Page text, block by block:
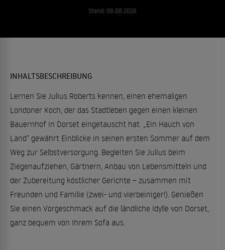
Stand: 06.08.2026
INHALTSBESCHREIBUNG
Lernen Sie Julius Roberts kennen, einen ehemaligen
Londoner Koch, der das Stadtleben gegen einen kleinen
Bauernhof in Dorset eingetauscht hat. „Ein Hauch von
Land“ gewährt Einblicke in seinen ersten Sommer auf dem
Weg zur Selbstversorgung. Begleiten Sie Julius beim
Ziegenaufziehen, Gärtnern, Anbau von Lebensmitteln und
der Zubereitung köstlicher Gerichte – zusammen mit
Freunden und Familie (zwei- und vierbeiniger!). Genießen
Sie einen Vorgeschmack auf die ländliche Idylle von Dorset,
ganz bequem von Ihrem Sofa aus.